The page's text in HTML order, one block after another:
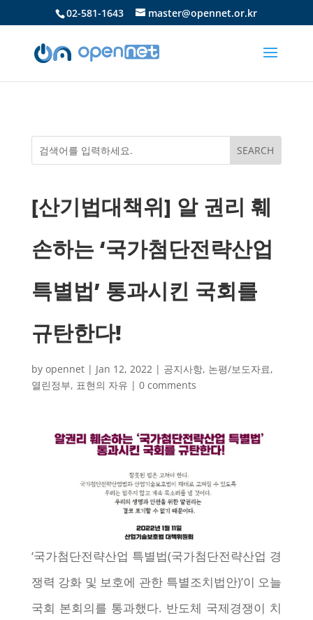
02-581-1643 master@opennet.or.kr
[산기법대책위] 알 권리 훼
손하는 ‘국가첨단전략산업
특별법’ 통과시킨 국회를
규탄한다!
by opennet| Jan 12, 2022| 공지사항, 논평/보도자료,
열린정부, 표현의 자유 | 0 comments
‘국가첨단전략산업 특별법(국가첨단전략산업 경
쟁력 강화 및 보호에 관한 특별조치법안)’이 오늘
국회 본회의를 통과했다. 반도체 국제경쟁이 치